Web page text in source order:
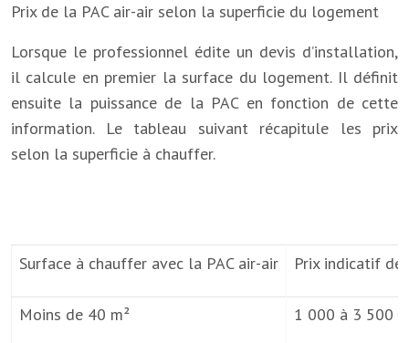
Prix de la PAC air-air selon la superficie du logement
Lorsque le professionnel édite un devis d’installation,
il calcule en premier la surface du logement. Il définit
ensuite la puissance de la PAC en fonction de cette
information. Le tableau suivant récapitule les prix
selon la superficie à chauffer.
Surface à chauffer avec la PAC air-air Prix indicatif de
Moins de 40 m² 1 000 à 3 500 €